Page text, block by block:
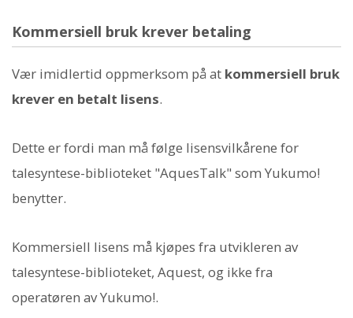
Kommersiell bruk krever betaling
Vær imidlertid oppmerksom på at kommersiell bruk
krever en betalt lisens.
Dette er fordi man må følge lisensvilkårene for
talesyntese-biblioteket "AquesTalk" som Yukumo!
benytter.
Kommersiell lisens må kjøpes fra utvikleren av
talesyntese-biblioteket, Aquest, og ikke fra
operatøren av Yukumo!.